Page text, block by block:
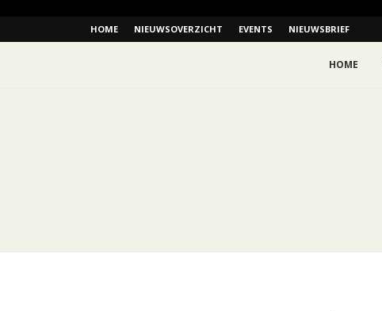
HOME NIEUWSOVERZICHT EVENTS NIEUWSBRIEF
HOME